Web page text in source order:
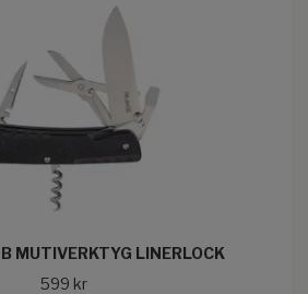
MUTIVERKTYG LINERLOCK
599 kr